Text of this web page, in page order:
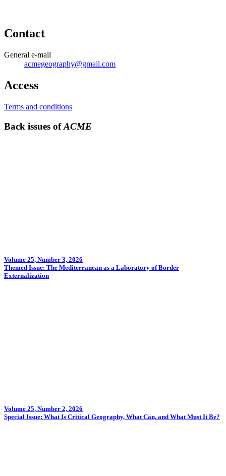
Contact
General e-mail
acmegeography@gmail.com
Access
Terms and conditions
Back issues ofACME
Volume 25, Number 3, 2026
Themed Issue: The Mediterranean as a Laboratory of Border
Externalization
Volume 25, Number 2, 2026
Special Issue: What Is Critical Geography, What Can, and What Must It Be?